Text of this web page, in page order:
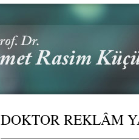
DOKTOR REKLÂM